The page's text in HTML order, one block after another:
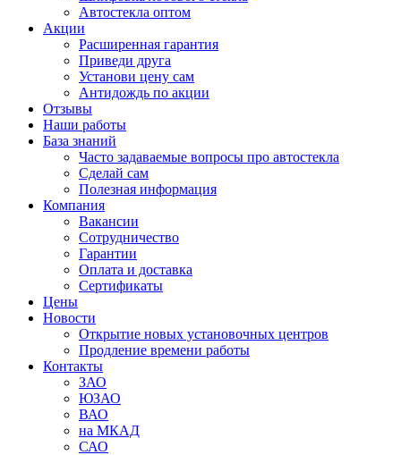
Автостекла оптом
Акции
Расширенная гарантия
Приведи друга
Установи цену сам
Антидождь по акции
Отзывы
Наши работы
База знаний
Часто задаваемые вопросы про автостекла
Сделай сам
Полезная информация
Компания
Вакансии
Сотрудничество
Гарантии
Оплата и доставка
Сертификаты
Цены
Новости
Открытие новых установочных центров
Продление времени работы
Контакты
ЗАО
ЮЗАО
ВАО
на МКАД
САО